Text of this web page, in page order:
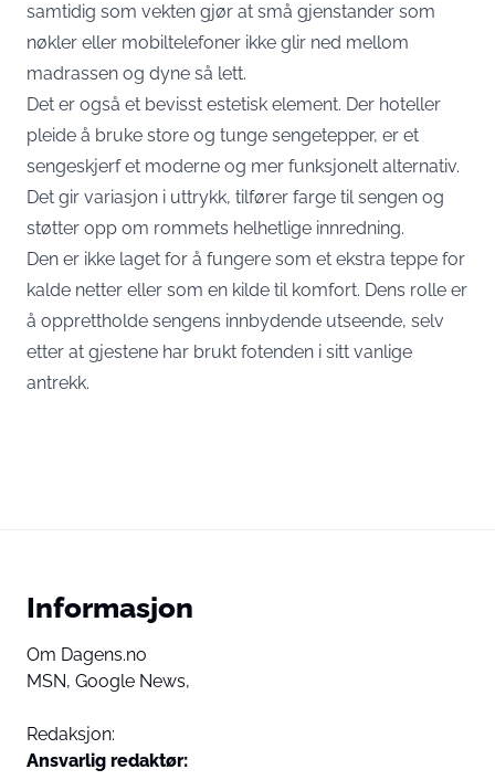
samtidig som vekten gjør at små gjenstander som
nøkler eller mobiltelefoner ikke glir ned mellom
madrassen og dyne så lett.
Det er også et bevisst estetisk element. Der hoteller
pleide å bruke store og tunge sengetepper, er et
sengeskjerf et moderne og mer funksjonelt alternativ.
Det gir variasjon i uttrykk, tilfører farge til sengen og
støtter opp om rommets helhetlige innredning.
Den er ikke laget for å fungere som et ekstra teppe for
kalde netter eller som en kilde til komfort. Dens rolle er
å opprettholde sengens innbydende utseende, selv
etter at gjestene har brukt fotenden i sitt vanlige
antrekk.
Informasjon
Om Dagens.no
MSN, Google News,
Redaksjon:
Ansvarlig redaktør: